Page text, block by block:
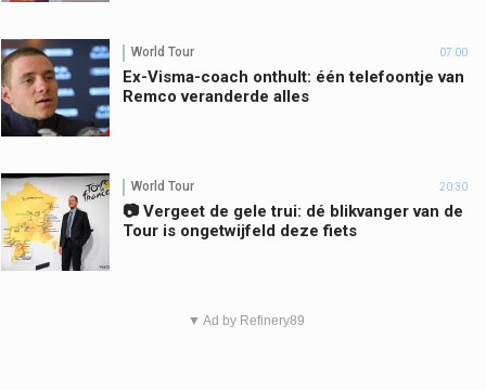
World Tour 07:00
Ex-Visma-coach onthult: één telefoontje van
Remco veranderde alles
World Tour 20:30
📷 Vergeet de gele trui: dé blikvanger van de
Tour is ongetwijfeld deze fiets
▼ Ad by Refinery89